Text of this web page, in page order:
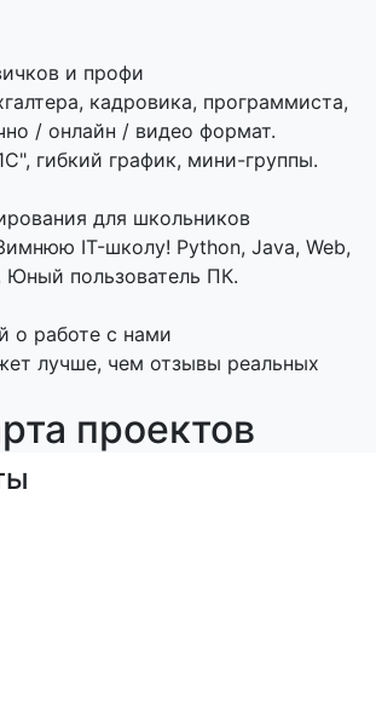
и профи
кадровика, программиста,
/ онлайн / видео формат.
гибкий график, мини-группы.
для школьников
IT-школу! Python, Java, Web,
Юный пользователь ПК.
о работе с нами
лучше, чем отзывы реальных
проектов